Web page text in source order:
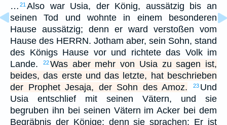
… 21 Also war Usia, der König, aussätzig bis an
seinen Tod und wohnte in einem besonderen
Hause aussätzig; denn er ward verstoßen vom
Hause des HERRN. Jotham aber, sein Sohn, stand
des Königs Hause vor und richtete das Volk im
Lande.
22Was aber mehr von Usia zu sagen ist,
beides, das erste und das letzte, hat beschrieben
der Prophet Jesaja, der Sohn des Amoz.
23 Und
Usia entschlief mit seinen Vätern, und sie
begruben ihn bei seinen Vätern im Acker bei dem
Begräbnis der Könige; denn sie sprachen: Er ist